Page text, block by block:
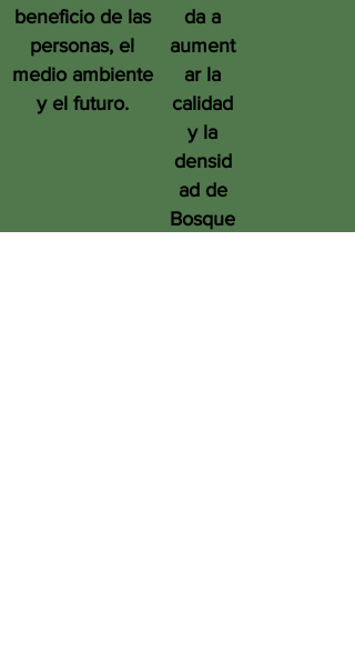
beneficio de las
personas, el
medio ambiente
y el futuro.
da a
aument
ar la
calidad
y la
densid
ad de
Bosque